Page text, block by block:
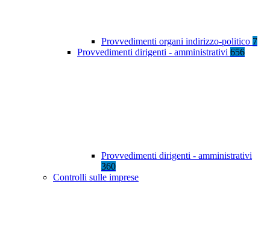
Provvedimenti organi indirizzo-politico 7
Provvedimenti dirigenti - amministrativi 656
Provvedimenti dirigenti - amministrativi
360
Controlli sulle imprese